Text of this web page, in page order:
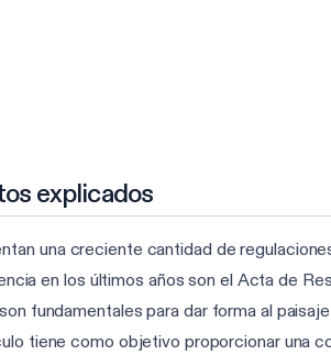
explicados
una creciente cantidad de
en los últimos años son el Acta de
fundamentales para dar forma al
tiene como objetivo proporcionar una